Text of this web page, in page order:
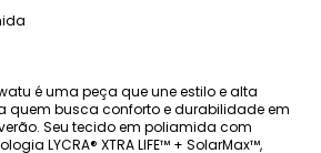
é uma peça que une estilo e alta
quem busca conforto e durabilidade em
Seu tecido em poliamida com
LYCRA® XTRA LIFE™ + SolarMax™,